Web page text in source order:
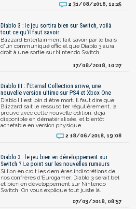
2 31/08/2018, 12:25
Diablo 3 : le jeu sortira bien sur Switch, voilà
tout ce qu'il faut savoir
Blizzard Entertainment fait savoir par le biais
d'un communiqué officiel que Diablo 3 aura
droit à une sortie sur Nintendo Switch.
17/08/2018, 10:27
Diablo III : l'Eternal Collection arrive, une
nouvelle version ultime sur PS4 et Xbox One
Diablo III est loin d'être mort. Il faut dire que
Blizzard sait le ressusciter régulièrement, la
preuve avec cette nouvelle édition, déjà
disponible en dématérialisée, et bientôt
achetable en version physique.
2 18/06/2018, 19:08
Diablo 3 : le jeu bien en développement sur
Switch ? Le point sur les nouvelles rumeurs
Si l'on en croit les dernières indiscrétions de
nos confrères d'Eurogamer, Diablo 3 serait bel
et bien en développement sur Nintendo
Switch. On vous explique tout juste là.
07/03/2018, 08:57